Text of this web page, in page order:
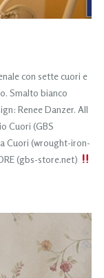
con sette cuori e
Smalto bianco
Renee Danzer. All
Cuori (GBS
Cuori (wrought-iron-
(gbs-store.net)